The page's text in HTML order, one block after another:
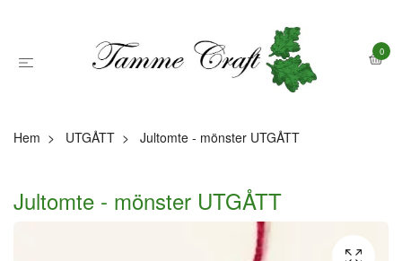
0
Hem UTGÅTT Jultomte - mönster UTGÅTT
Jultomte - mönster UTGÅTT